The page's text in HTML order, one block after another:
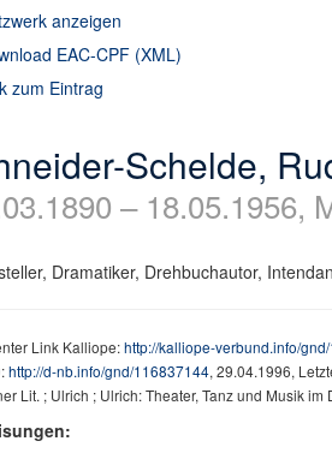
anzeigen
EAC-CPF (XML)
zum Eintrag
Schelde,
– 18.05.1956,
Dramatiker, Drehbuchautor,
Link Kalliope:http://kalliope-verbund.info/
http://d-nb.info/gnd/116837144, 29.04.1996,
Lit. ; Ulrich ; Ulrich: Theater, Tanz und Musik